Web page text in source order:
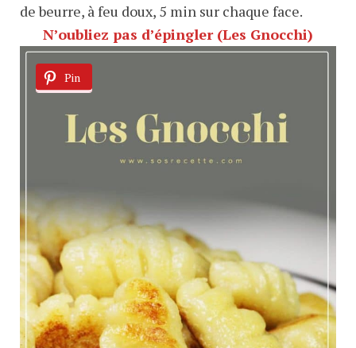
de beurre, à feu doux, 5 min sur chaque face.
N’oubliez pas d’épingler (Les Gnocchi)
Pin